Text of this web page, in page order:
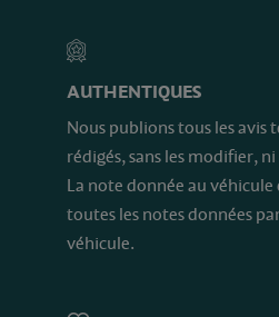
AUTHENTIQUES
Nous publions tous les avis
rédigés, sans les modifier,
La note donnée au véhicule
toutes les notes données
véhicule.